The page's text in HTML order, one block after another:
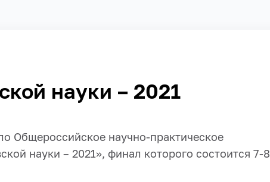
науки – 2021
Общероссийское научно-практическое
науки – 2021», финал которого состоится 7-8